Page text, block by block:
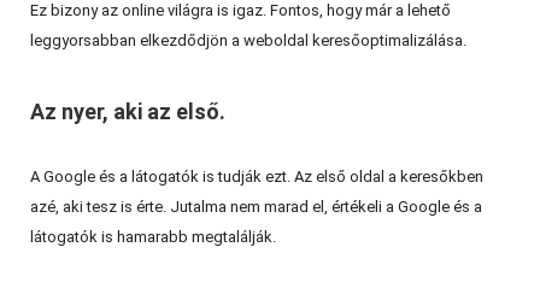
Ez bizony az online világra is igaz. Fontos, hogy már a lehető
leggyorsabban elkezdődjön a weboldal keresőoptimalizálása.
Az nyer, aki az első.
A Google és a látogatók is tudják ezt. Az első oldal a keresőkben
azé, aki tesz is érte. Jutalma nem marad el, értékeli a Google és a
látogatók is hamarabb megtalálják.